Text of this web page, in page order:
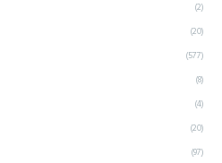
(2)
(20)
(577)
(8)
(4)
(20)
(97)